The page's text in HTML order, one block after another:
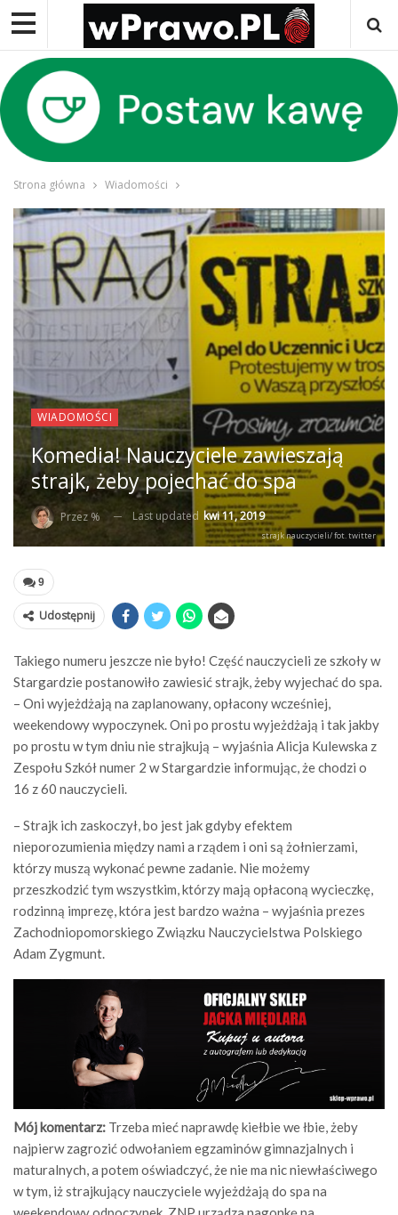
Strona główna Wiadomości
WIADOMOŚCI
Komedia! Nauczyciele zawieszają
strajk, żeby pojechać do spa
Przez % Last updated kwi 11, 2019
strajk nauczycieli/ fot. twitter
9
Udostępnij
Takiego numeru jeszcze nie było! Część nauczycieli ze szkoły w
Stargardzie postanowiło zawiesić strajk, żeby wyjechać do spa.
– Oni wyjeżdżają na zaplanowany, opłacony wcześniej,
weekendowy wypoczynek. Oni po prostu wyjeżdżają i tak jakby
po prostu w tym dniu nie strajkują – wyjaśnia Alicja Kulewska z
Zespołu Szkół numer 2 w Stargardzie informując, że chodzi o
16 z 60 nauczycieli.
– Strajk ich zaskoczył, bo jest jak gdyby efektem
nieporozumienia między nami a rządem i oni są żołnierzami,
którzy muszą wykonać pewne zadanie. Nie możemy
przeszkodzić tym wszystkim, którzy mają opłaconą wycieczkę,
rodzinną imprezę, która jest bardzo ważna – wyjaśnia prezes
Zachodniopomorskiego Związku Nauczycielstwa Polskiego
Adam Zygmunt.
Mój komentarz: Trzeba mieć naprawdę kiełbie we łbie, żeby
najpierw zagrozić odwołaniem egzaminów gimnazjalnych i
maturalnych, a potem oświadczyć, że nie ma nic niewłaściwego
w tym, iż strajkujący nauczyciele wyjeżdżają do spa na